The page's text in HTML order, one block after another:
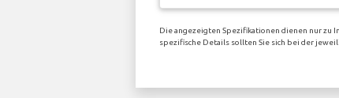
Die angezeigten Spezifikationen dienen nur zu
spezifische Details sollten Sie sich bei der